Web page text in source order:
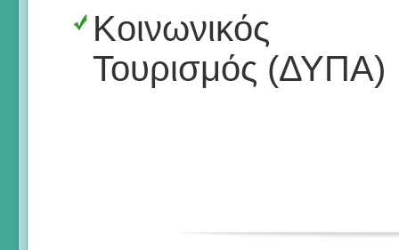
Κοινωνικός
Τουρισμός (ΔΥΠΑ)